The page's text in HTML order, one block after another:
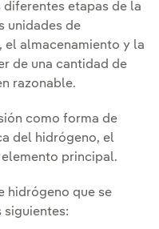
etapas de la
unidades de
almacenamiento y la
de una cantidad de
razonable.
como forma de
del hidrógeno, el
elemento principal.
hidrógeno que se
siguientes: